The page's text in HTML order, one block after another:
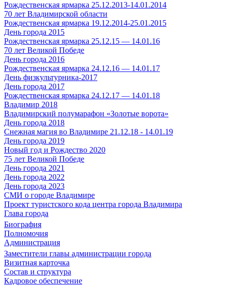
Рождественская ярмарка 25.12.2013-14.01.2014
70 лет Владимирской области
Рождественская ярмарка 19.12.2014-25.01.2015
День города 2015
Рождественская ярмарка 25.12.15 — 14.01.16
70 лет Великой Победе
День города 2016
Рождественская ярмарка 24.12.16 — 14.01.17
День физкультурника-2017
День города 2017
Рождественская ярмарка 24.12.17 — 14.01.18
Владимир 2018
Владимирский полумарафон «Золотые ворота»
День города 2018
Снежная магия во Владимире 21.12.18 - 14.01.19
День города 2019
Новый год и Рождество 2020
75 лет Великой Победе
День города 2021
День города 2022
День города 2023
СМИ о городе Владимире
Проект туристского кода центра города Владимира
Глава города
Биография
Полномочия
Администрация
Заместители главы администрации города
Визитная карточка
Состав и структура
Кадровое обеспечение